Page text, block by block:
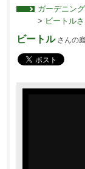
ガーデニン
> ビートル
ビートルさんの